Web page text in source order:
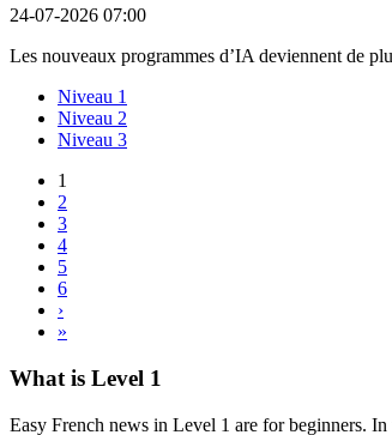
24-07-2026 07:00
Les nouveaux programmes d’IA deviennent de
Niveau 1
Niveau 2
Niveau 3
1
2
3
4
5
6
›
»
What is Level 1
Easy French news in Level 1 are for beginners.